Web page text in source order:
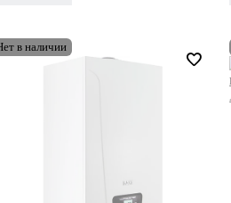
в наличии